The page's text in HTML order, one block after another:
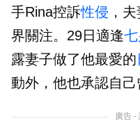
手Rina控訴性侵 ，
界關注。29日適逢
露妻子做了他最愛的
動外，他也承認自己
廣告 -